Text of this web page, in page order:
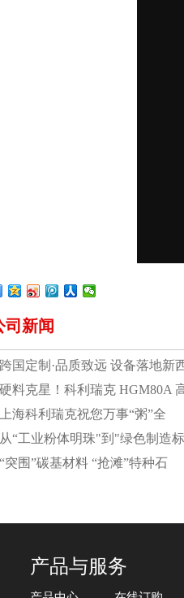
司新闻
跨国定制·品质致远 设备落地新
硬料克星！科利瑞克 HGM80A
上海科利瑞克祝您万事“粥”全
从“工业粉体明珠"到"绿色制造
“突围”碳基材料 “抢滩”特种石
产品与服务